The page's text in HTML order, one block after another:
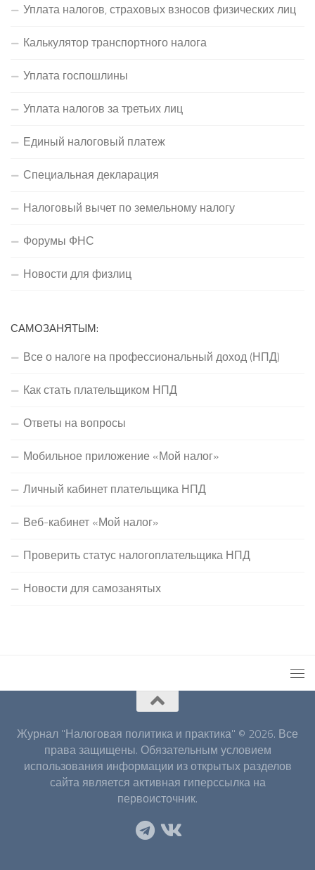
Уплата налогов, страховых взносов физических лиц
Калькулятор транспортного налога
Уплата госпошлины
Уплата налогов за третьих лиц
Единый налоговый платеж
Специальная декларация
Налоговый вычет по земельному налогу
Форумы ФНС
Новости для физлиц
САМОЗАНЯТЫМ:
Все о налоге на профессиональный доход (НПД)
Как стать плательщиком НПД
Ответы на вопросы
Мобильное приложение «Мой налог»
Личный кабинет плательщика НПД
Веб-кабинет «Мой налог»
Проверить статус налогоплательщика НПД
Новости для самозанятых
Журнал "Налоговая политика и практика" © 2026. Все
права защищены. Обязательным условием
использования информации из открытых разделов
сайта является активная гиперссылка на
первоисточник.